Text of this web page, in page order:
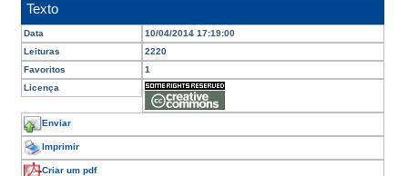
Texto
Data
10/04/2014 17:19:00
Leituras
2220
Favoritos
1
Licença
Enviar
Imprimir
Criar um pdf